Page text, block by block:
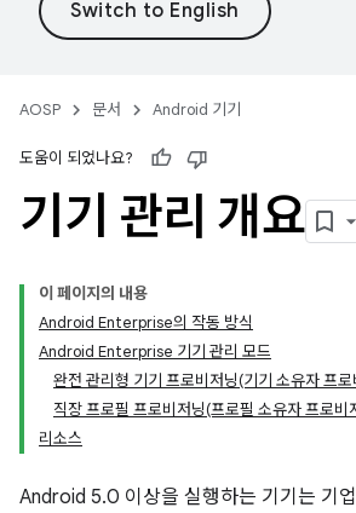
AOSP 문서 Android 기기
도움이 되었나요?
기기 관리 개요
이 페이지의 내용
Android Enterprise의 작동 방식
Android Enterprise 기기 관리 모드
완전 관리형 기기 프로비저닝(기기 소유자 프
직장 프로필 프로비저닝(프로필 소유자 프로비
리소스
Android 5.0 이상을 실행하는 기기는 기